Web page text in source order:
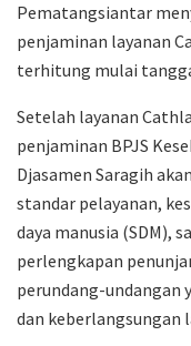
Pematangsiantar
penjaminan layanan
terhitung mulai
Setelah layanan
penjaminan BPJS
Djasamen Saragih
standar pelayanan,
daya manusia (SDM),
perlengkapan
perundang-undangan
dan keberlangsungan